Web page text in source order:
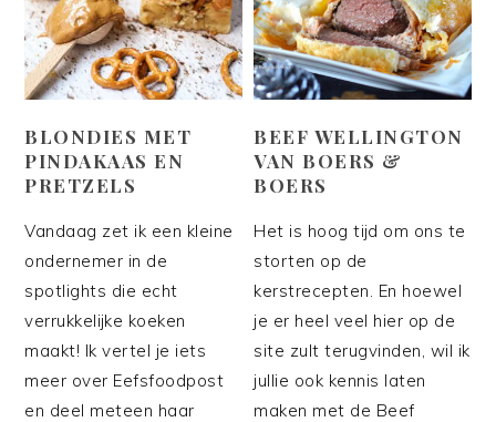
BLONDIES MET
PINDAKAAS EN
PRETZELS
Vandaag zet ik een kleine
ondernemer in de
spotlights die echt
verrukkelijke koeken
maakt! Ik vertel je iets
meer over Eefsfoodpost
en deel meteen haar
BEEF WELLINGTON
VAN BOERS &
BOERS
Het is hoog tijd om ons te
storten op de
kerstrecepten. En hoewel
je er heel veel hier op de
site zult terugvinden, wil ik
jullie ook kennis laten
maken met de Beef